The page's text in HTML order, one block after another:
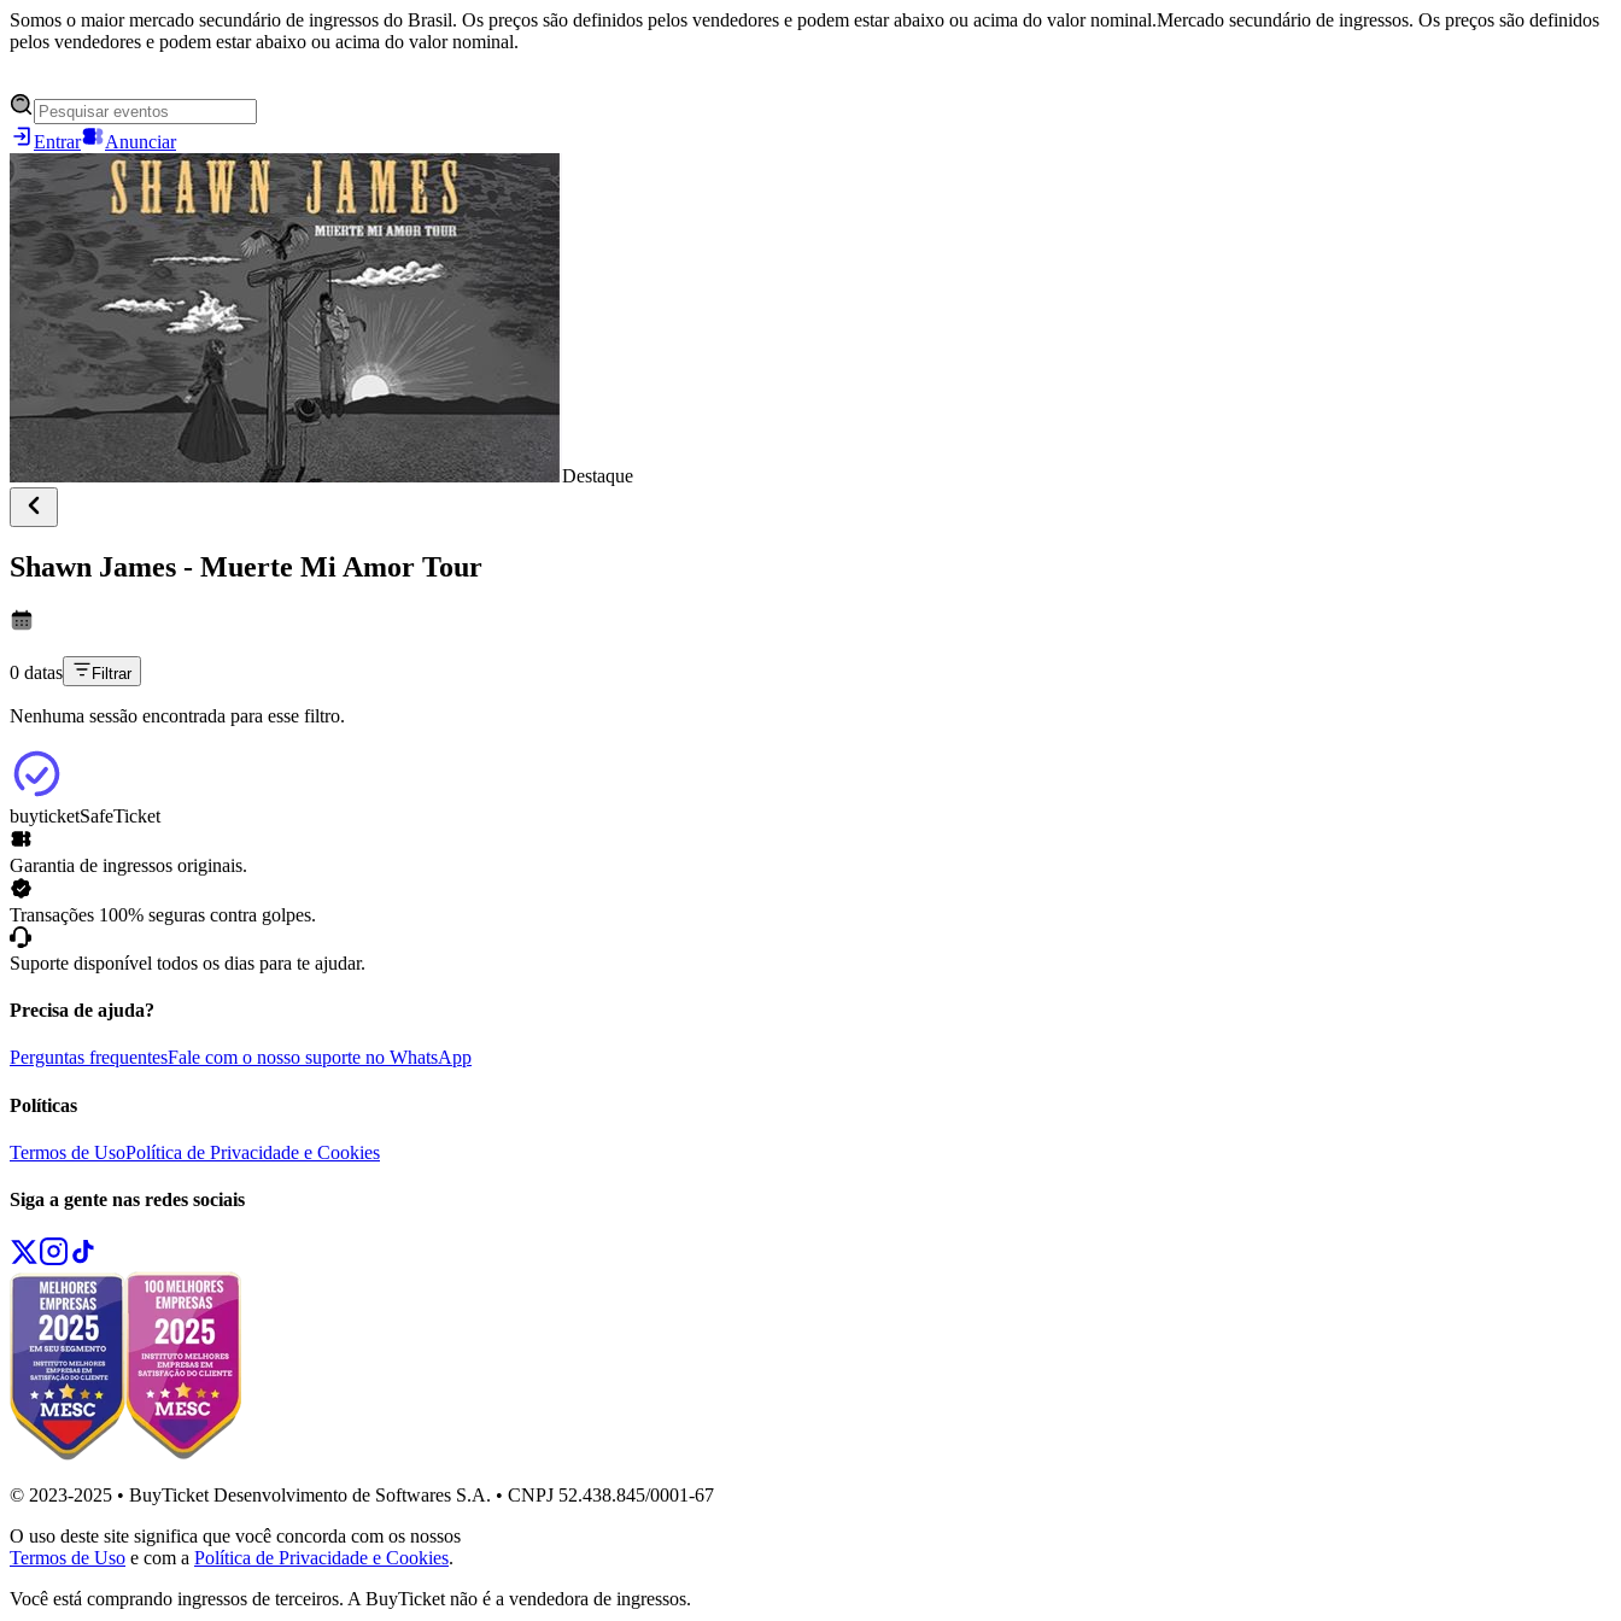
Somos o maior mercado secundário de ingressos do Brasil. Os preços são definidos pelos vendedores e podem estar abaixo ou acima do valor nominal.Mercado secundário de ingressos. Os preços são definidos
pelos vendedores e podem estar abaixo ou acima do valor nominal.
Entrar Anunciar
Destaque
Shawn James - Muerte Mi Amor Tour
0 datas Filtrar
Nenhuma sessão encontrada para esse filtro.
buyticketSafeTicket
Garantia de ingressos originais.
Transações 100% seguras contra golpes.
Suporte disponível todos os dias para te ajudar.
Precisa de ajuda?
Perguntas frequentesFale com o nosso suporte no WhatsApp
Políticas
Termos de UsoPolítica de Privacidade e Cookies
Siga a gente nas redes sociais
© 2023-2025 • BuyTicket Desenvolvimento de Softwares S.A. • CNPJ 52.438.845/0001-67
O uso deste site significa que você concorda com os nossos
Termos de Uso e com a Política de Privacidade e Cookies.
Você está comprando ingressos de terceiros. A BuyTicket não é a vendedora de ingressos.